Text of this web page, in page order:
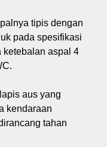
tipis dengan
pada spesifikasi
ketebalan aspal 4
aus yang
kendaraan
tahan